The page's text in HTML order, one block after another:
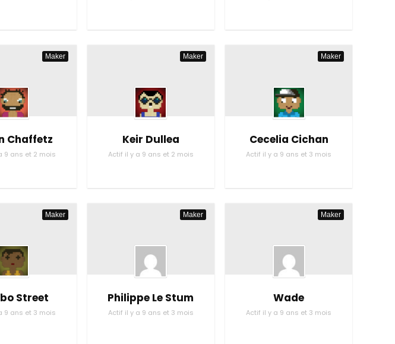
Maker
Chaffetz
9 ans et 2 mois
Maker
Keir Dullea
Actif il y a 9 ans et 2 mois
Maker
Cecelia Cichan
Actif il y a 9 ans et 3 mois
Maker
Street
9 ans et 3 mois
Maker
Philippe Le Stum
Actif il y a 9 ans et 3 mois
Maker
Wade
Actif il y a 9 ans et 3 mois